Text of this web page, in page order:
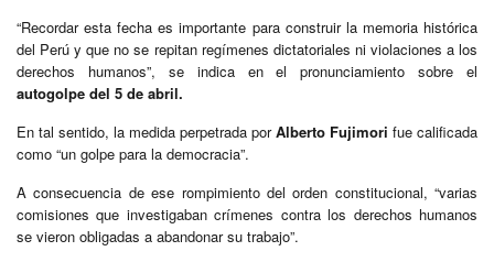
“Recordar esta fecha es importante para construir la memoria histórica
del Perú y que no se repitan regímenes dictatoriales ni violaciones a los
derechos humanos”, se indica en el pronunciamiento sobre el
autogolpe del 5 de abril.
En tal sentido, la medida perpetrada porAlberto Fujimori fue calificada
como “un golpe para la democracia”.
A consecuencia de ese rompimiento del orden constitucional, “varias
comisiones que investigaban crímenes contra los derechos humanos
se vieron obligadas a abandonar su trabajo”.